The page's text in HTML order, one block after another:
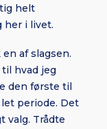
helt
her i livet.
af slagsen.
hvad jeg
den første til
periode. Det
valg. Trådte